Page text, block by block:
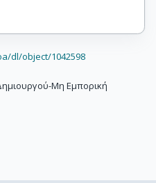
dl/object/1042598
Μη Εμπορική